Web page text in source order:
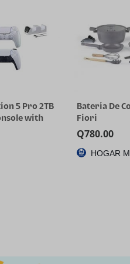
PICCA
CHALECO 053
Q179.00
9 Colors